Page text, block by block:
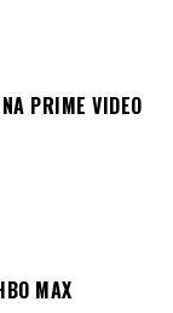
PRIME VIDEO
MAX